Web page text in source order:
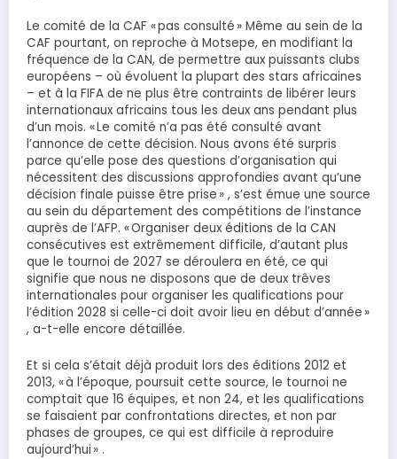
Le comité de la CAF « pas consulté » Même au sein de la
CAF pourtant, on reproche à Motsepe, en modifiant la
fréquence de la CAN, de permettre aux puissants clubs
européens – où évoluent la plupart des stars africaines
– et à la FIFA de ne plus être contraints de libérer leurs
internationaux africains tous les deux ans pendant plus
d’un mois. « Le comité n’a pas été consulté avant
l’annonce de cette décision. Nous avons été surpris
parce qu’elle pose des questions d’organisation qui
nécessitent des discussions approfondies avant qu’une
décision finale puisse être prise » , s’est émue une source
au sein du département des compétitions de l’instance
auprès de l’AFP. « Organiser deux éditions de la CAN
consécutives est extrêmement difficile, d’autant plus
que le tournoi de 2027 se déroulera en été, ce qui
signifie que nous ne disposons que de deux trêves
internationales pour organiser les qualifications pour
l’édition 2028 si celle-ci doit avoir lieu en début d’année »
, a-t-elle encore détaillée.
Et si cela s’était déjà produit lors des éditions 2012 et
2013, « à l’époque, poursuit cette source, le tournoi ne
comptait que 16 équipes, et non 24, et les qualifications
se faisaient par confrontations directes, et non par
phases de groupes, ce qui est difficile à reproduire
aujourd’hui » .